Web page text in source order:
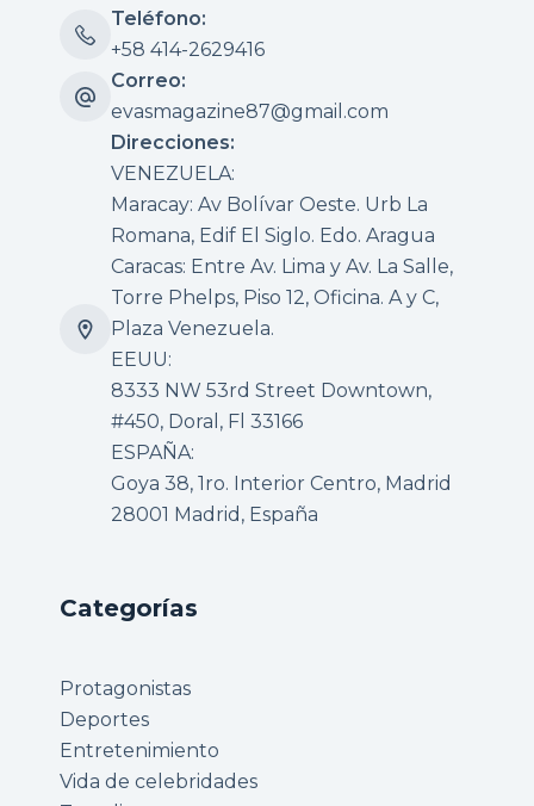
Teléfono:
+58 414-2629416
Correo:
evasmagazine87@gmail.com
Direcciones:
VENEZUELA:
Maracay: Av Bolívar Oeste. Urb La
Romana, Edif El Siglo. Edo. Aragua
Caracas: Entre Av. Lima y Av. La Salle,
Torre Phelps, Piso 12, Oficina. A y C,
Plaza Venezuela.
EEUU:
8333 NW 53rd Street Downtown,
#450, Doral, Fl 33166
ESPAÑA:
Goya 38, 1ro. Interior Centro, Madrid
28001 Madrid, España
Categorías
Protagonistas
Deportes
Entretenimiento
Vida de celebridades